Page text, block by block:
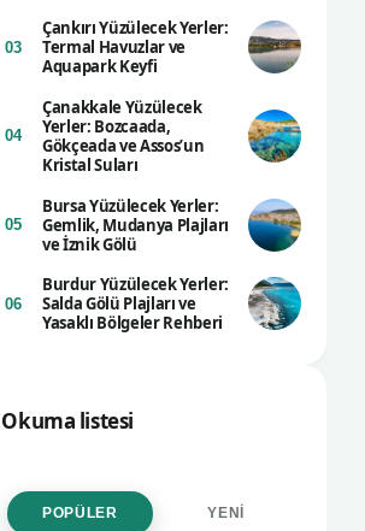
03
Çankırı Yüzülecek Yerler:
Termal Havuzlar ve
Aquapark Keyfi
04
Çanakkale Yüzülecek
Yerler: Bozcaada,
Gökçeada ve Assos’un
Kristal Suları
05
Bursa Yüzülecek Yerler:
Gemlik, Mudanya Plajları
ve İznik Gölü
06
Burdur Yüzülecek Yerler:
Salda Gölü Plajları ve
Yasaklı Bölgeler Rehberi
Okuma listesi
POPÜLER YENI